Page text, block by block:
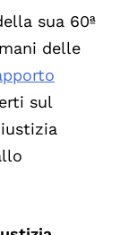
sua 60ª
delle
sul